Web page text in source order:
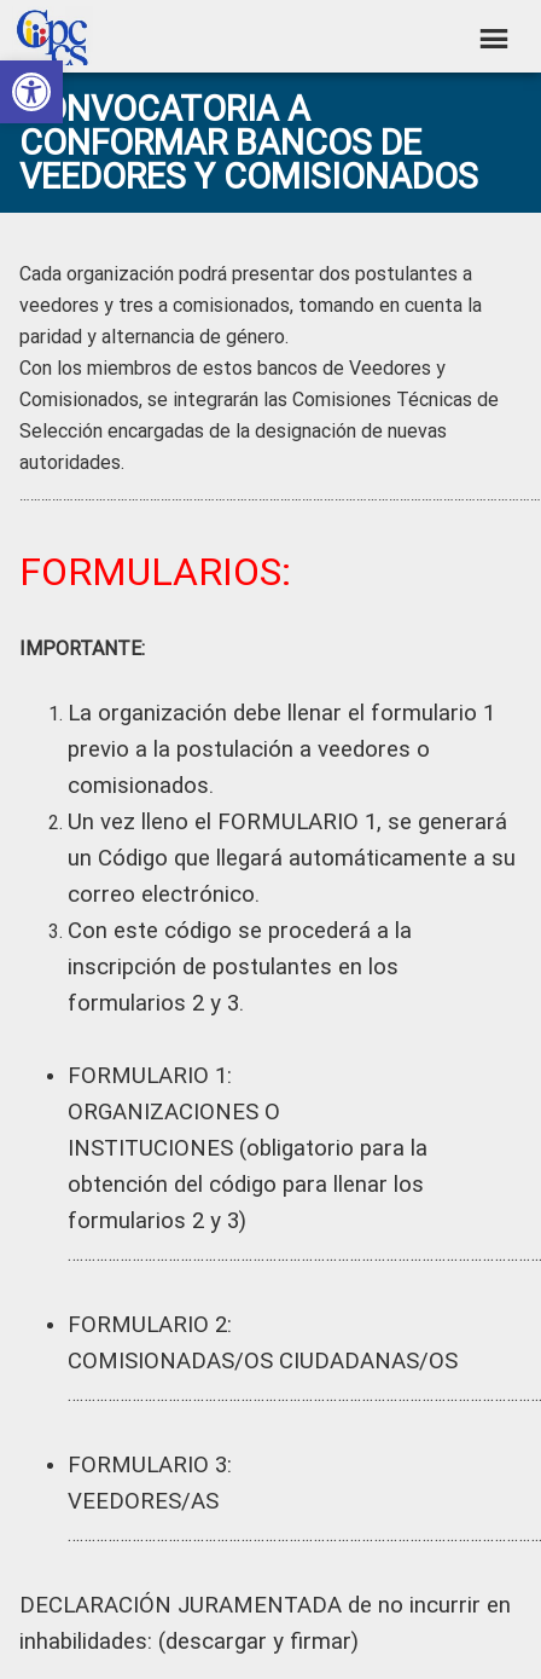
Abrir barra de herramientas
Skip
to
primary
navigation
Skip
to
main
content
Skip
to
primary
sidebar
Skip
to
footer
Consejo
de
Participación
Ciudadana
Control
Social
Construyendo
Poder
Ciudadano
CONVOCATORIA A
CONFORMAR BANCOS DE
VEEDORES Y COMISIONADOS
Cada organización podrá presentar dos postulantes a
veedores y tres a comisionados, tomando en cuenta la
paridad y alternancia de género.
Con los miembros de estos bancos de Veedores y
Comisionados, se integrarán las Comisiones Técnicas de
Selección encargadas de la designación de nuevas
autoridades.
………………………………………………………………………………
FORMULARIOS:
IMPORTANTE:
La organización debe llenar el formulario 1
previo a la postulación a veedores o
comisionados.
Un vez lleno el FORMULARIO 1, se generará
un Código que llegará automáticamente a su
correo electrónico.
Con este código se procederá a la
inscripción de postulantes en los
formularios 2 y 3.
FORMULARIO 1:
ORGANIZACIONES O
INSTITUCIONES (obligatorio para la
obtención del código para llenar los
formularios 2 y 3)
FORMULARIO 2:
COMISIONADAS/OS CIUDADANAS/OS
FORMULARIO 3:
VEEDORES/AS
DECLARACIÓN JURAMENTADA de no incurrir en
inhabilidades: (descargar y firmar)